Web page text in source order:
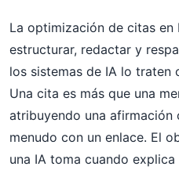
La optimización de citas en
estructurar, redactar y
los sistemas de IA lo traten
Una cita es más que una
atribuyendo una
menudo con un enlace. El
una IA toma cuando